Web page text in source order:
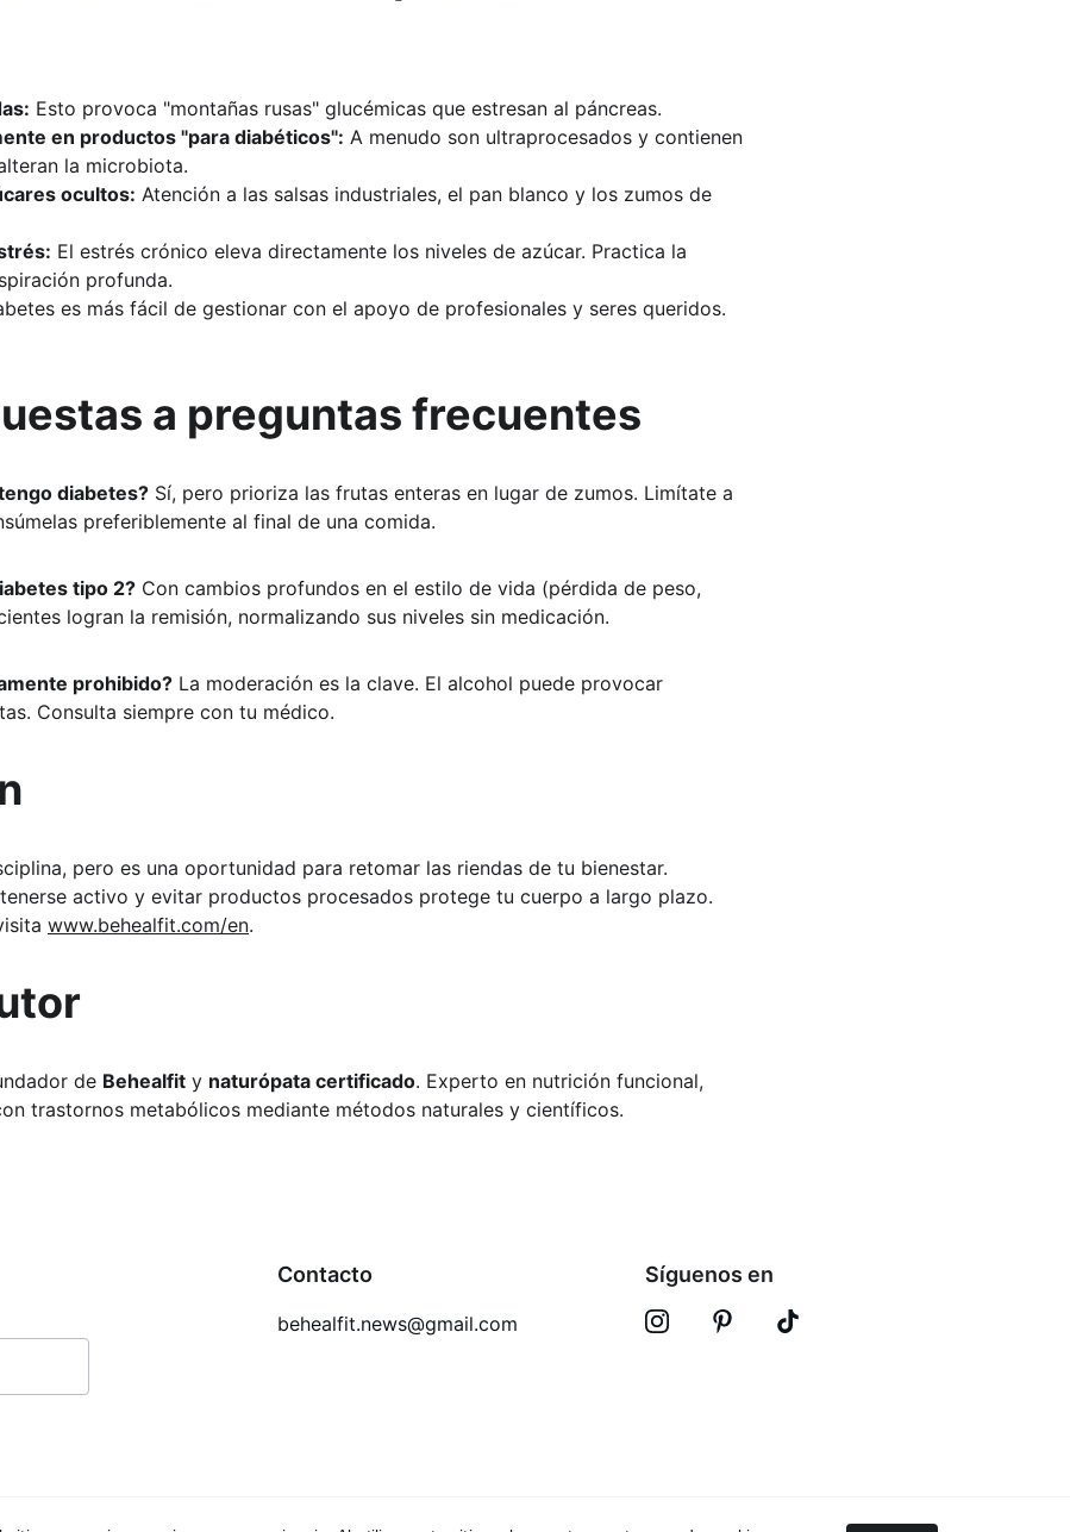
Esto provoca "montañas rusas" glucémicas que estresan al páncreas.
en productos "para diabéticos": A menudo son ultraprocesados y contienen
la microbiota.
ocultos: Atención a las salsas industriales, el pan blanco y los zumos de
El estrés crónico eleva directamente los niveles de azúcar. Practica la
profunda.
es más fácil de gestionar con el apoyo de profesionales y seres queridos.
a preguntas frecuentes
diabetes? Sí, pero prioriza las frutas enteras en lugar de zumos. Limítate a
preferiblemente al final de una comida.
tipo 2? Con cambios profundos en el estilo de vida (pérdida de peso,
logran la remisión, normalizando sus niveles sin medicación.
prohibido? La moderación es la clave. El alcohol puede provocar
Consulta siempre con tu médico.
pero es una oportunidad para retomar las riendas de tu bienestar.
activo y evitar productos procesados protege tu cuerpo a largo plazo.
www.behealfit.com/en.
de Behealfit y naturópata certificado. Experto en nutrición funcional,
trastornos metabólicos mediante métodos naturales y científicos.
Contacto
behealfit.news@gmail.com
Síguenos en